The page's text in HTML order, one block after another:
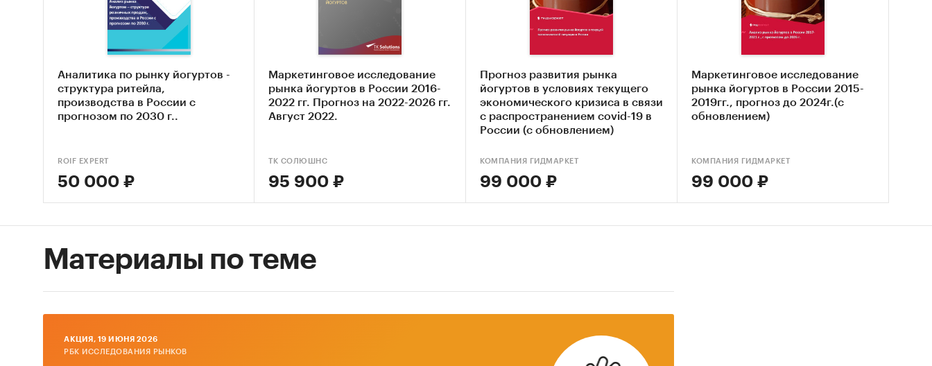
поставщиков
- Рейтинг ведущих российских экспортеров и зарубежных
Единицы измерения:
Количественные показатели в отчете рассчитаны в тоннах,
стоимостные - в долларах
Российская Федерация и регионы РФ, страны мира
Категории:
Промышленность / ... / Кисломолочные продукты / Йогурты
Аналитика по рынку йогуртов -
структура ритейла,
производства в России с
прогнозом по 2030 г..
ROIF EXPERT
50 000 ₽
Маркетинговое исследование
рынка йогуртов в России 2016-
2022 гг. Прогноз на 2022-2026 гг.
Август 2022.
ТК СОЛЮШНС
95 900 ₽
Прогноз развития рынка
йогуртов в условиях текущего
экономического кризиса в связи
с распространением covid-19 в
России (с обновлением)
КОМПАНИЯ ГИДМАРКЕТ
99 000 ₽
Маркетинговое исследование
рынка йогуртов в России 2015-
2019гг., прогноз до 2024г.(с
обновлением)
КОМПАНИЯ ГИДМАРКЕТ
99 000 ₽
Материалы по теме
AКЦИЯ, 19 ИЮНЯ 2026
РБК ИССЛЕДОВАНИЯ РЫНКОВ